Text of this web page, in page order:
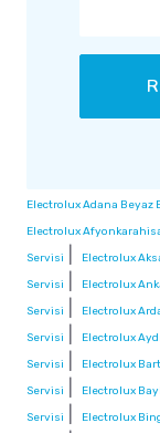
Electrolux Adana Beyaz
Electrolux
Servisi
Electrolux
Servisi
Electrolux
Servisi
Electrolux
Servisi
Electrolux
Servisi
Electrolux
Servisi
Electrolux
Servisi
Electrolux